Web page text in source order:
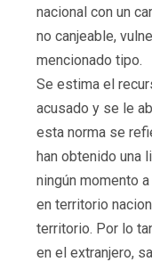
nacional con un
no canjeable,
mencionado tipo.
Se estima el
acusado y se le
esta norma se
han obtenido una
ningún momento
en territorio
territorio. Por lo
en el extranjero,